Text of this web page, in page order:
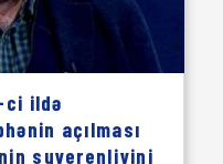
ci ildə
açılması
suverenliyini